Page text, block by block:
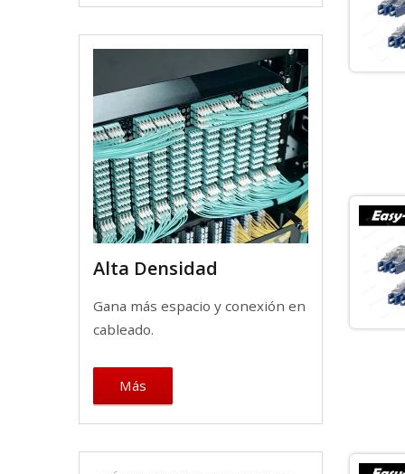
Alta Densidad
Gana más espacio y conexión en
cableado.
Más